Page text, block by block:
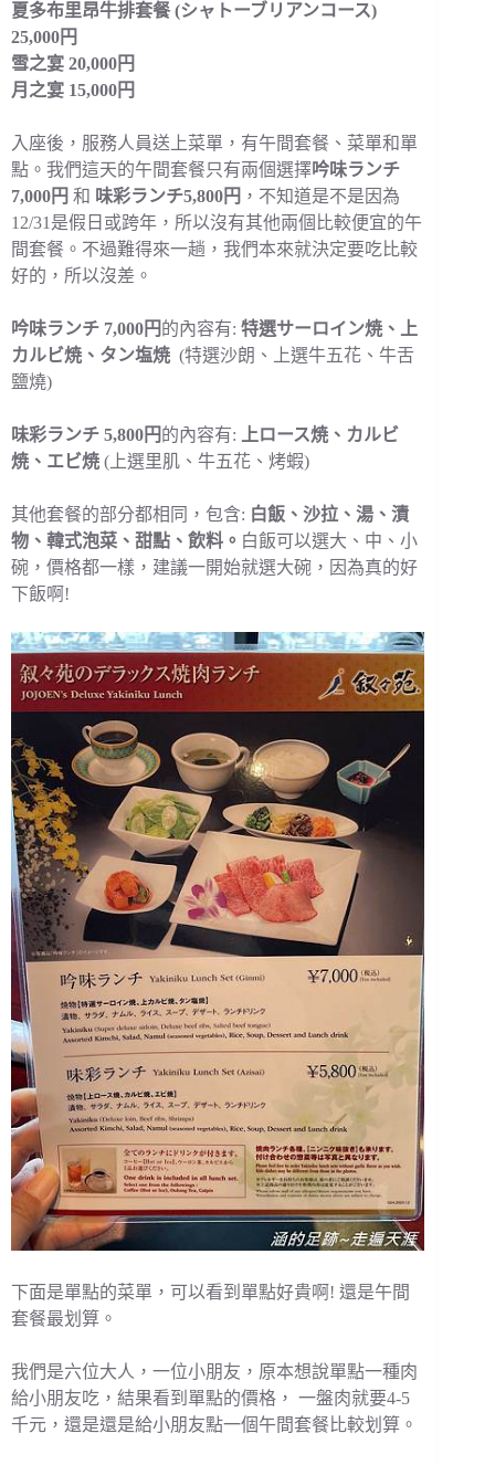
夏多布里昂牛排套餐 (シャトーブリアンコース)
25,000円
雪之宴 20,000円
月之宴 15,000円
入座後，服務人員送上菜單，有午間套餐、菜單和單
點。我們這天的午間套餐只有兩個選擇吟味ランチ
7,000円 和 味彩ランチ5,800円 ，不知道是不是因為
12/31是假日或跨年，所以沒有其他兩個比較便宜的午
間套餐。不過難得來一趟，我們本來就決定要吃比較
好的，所以沒差。
吟味ランチ 7,000円的內容有: 特選サーロイン焼、上
カルビ焼、タン塩焼 (特選沙朗、上選牛五花、牛舌
鹽燒)
味彩ランチ 5,800円的內容有:
上ロース焼、カルビ
焼、エビ焼 (上選里肌、牛五花、烤蝦)
其他套餐的部分都相同，包含: 白飯、沙拉、湯、漬
物、韓式泡菜、甜點、飲料。 白飯可以選大、中、小
碗，價格都一樣，建議一開始就選大碗，因為真的好
下飯啊!
下面是單點的菜單，可以看到單點好貴啊! 還是午間
套餐最划算。
我們是六位大人，一位小朋友，原本想說單點一種肉
給小朋友吃，結果看到單點的價格， 一盤肉就要4-5
千元，還是還是給小朋友點一個午間套餐比較划算。